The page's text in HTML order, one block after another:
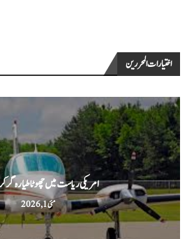
اختيارات المحررين
امریکی ریاست میں چھوٹا طیارہ گر
مئی 1, 2026